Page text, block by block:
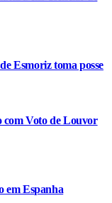
Esmoriz toma posse
com Voto de Louvor
em Espanha